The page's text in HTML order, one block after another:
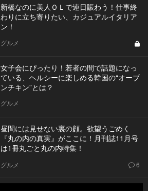
新橋なのに美人ＯＬで連日賑わう！仕事終
わりに立ち寄りたい、カジュアルイタリア
ン！
グルメ
女子会にぴったり！若者の間で話題になっ
ている、ヘルシーに楽しめる韓国の“オーブ
ンチキン”とは？
グルメ
昼間には見せない裏の顔。欲望うごめく
『丸の内の真実』がここに！月刊誌11月号
は1冊丸ごと丸の内特集！
グルメ 6